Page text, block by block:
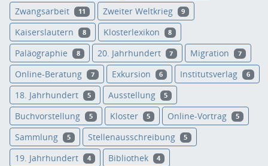
Zwangsarbeit 11 Zweiter Weltkrieg 9
Kaiserslautern 8 Klosterlexikon 8
Paläographie 8 20. Jahrhundert 7 Migration 7
Online-Beratung 7 Exkursion 6 Institutsverlag 6
18. Jahrhundert 5 Ausstellung 5
Buchvorstellung 5 Kloster 5 Online-Vortrag 5
Sammlung 5 Stellenausschreibung 5
19. Jahrhundert 4 Bibliothek 4